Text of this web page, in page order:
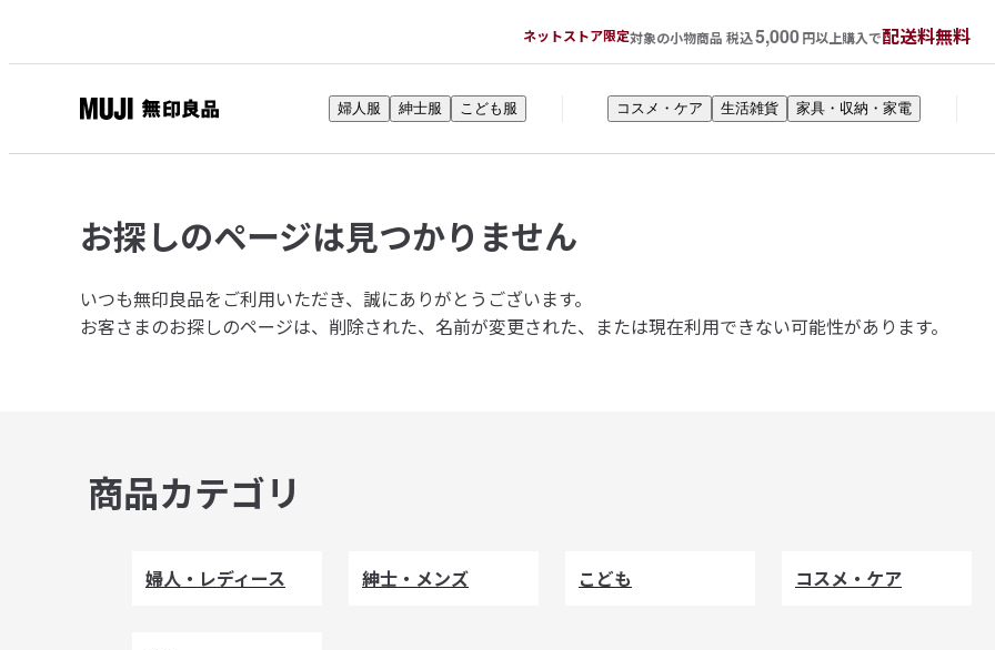
ネットストア限定対象の小物商品 税込5,000円以上購入で配送料無料
印
品
ネ
ト
ス
婦人服 紳士服 こども服 コスメ・ケア 生活雑貨 家具・収納・家電
お探しのページは見つかりません
いつも無印良品をご利用いただき、誠にありがとうございます。
お客さまのお探しのページは、削除された、名前が変更された、または現在利用できない可能性があります。
商品カテゴリ
婦人・レディース 紳士・メンズ こども コスメ・ケア